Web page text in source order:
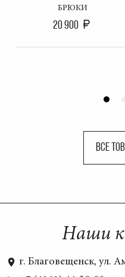
БРЮКИ
20 900
ВСЕ
Наши
г. Благовещенск, ул.